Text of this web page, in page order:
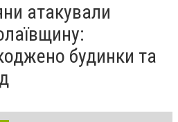
атакували
будинки та